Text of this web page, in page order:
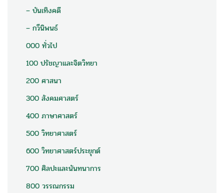
– บันเทิงคดี
– กวีนิพนธ์
000 ทั่วไป
100 ปรัชญาและจิตวิทยา
200 ศาสนา
300 สังคมศาสตร์
400 ภาษาศาสตร์
500 วิทยาศาสตร์
600 วิทยาศาสตร์ประยุกต์
700 ศิลปะและนันทนาการ
800 วรรณกรรม